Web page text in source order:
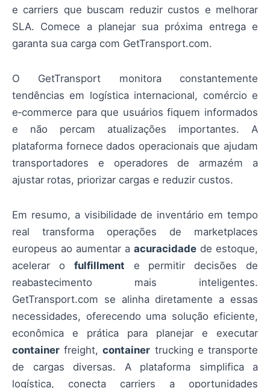
e carriers que buscam reduzir custos e melhorar
SLA. Comece a planejar sua próxima entrega e
garanta sua carga com GetTransport.com.
O GetTransport monitora constantemente
tendências em logística internacional, comércio e
e‑commerce para que usuários fiquem informados
e não percam atualizações importantes. A
plataforma fornece dados operacionais que ajudam
transportadores e operadores de armazém a
ajustar rotas, priorizar cargas e reduzir custos.
Em resumo, a visibilidade de inventário em tempo
real transforma operações de marketplaces
europeus ao aumentar a acuracidade de estoque,
acelerar o fulfillment e permitir decisões de
reabastecimento mais inteligentes.
GetTransport.com se alinha diretamente a essas
necessidades, oferecendo uma solução eficiente,
econômica e prática para planejar e executar
container freight,container trucking e transporte
de cargas diversas. A plataforma simplifica a
logística, conecta carriers a oportunidades